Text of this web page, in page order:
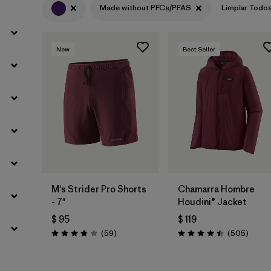
Filtrar por
Materials & Fabric
Made without PFCs/PFAS Limpiar
New
M's Strider Pro Shorts
- 7"
$ 95
Valoración: 3.8 / 5
(59Comentarios
)
Best Seller
Chamarra Hombre
Houdini® Jacket
$ 119
Valoración: 4.5 / 5
(505)